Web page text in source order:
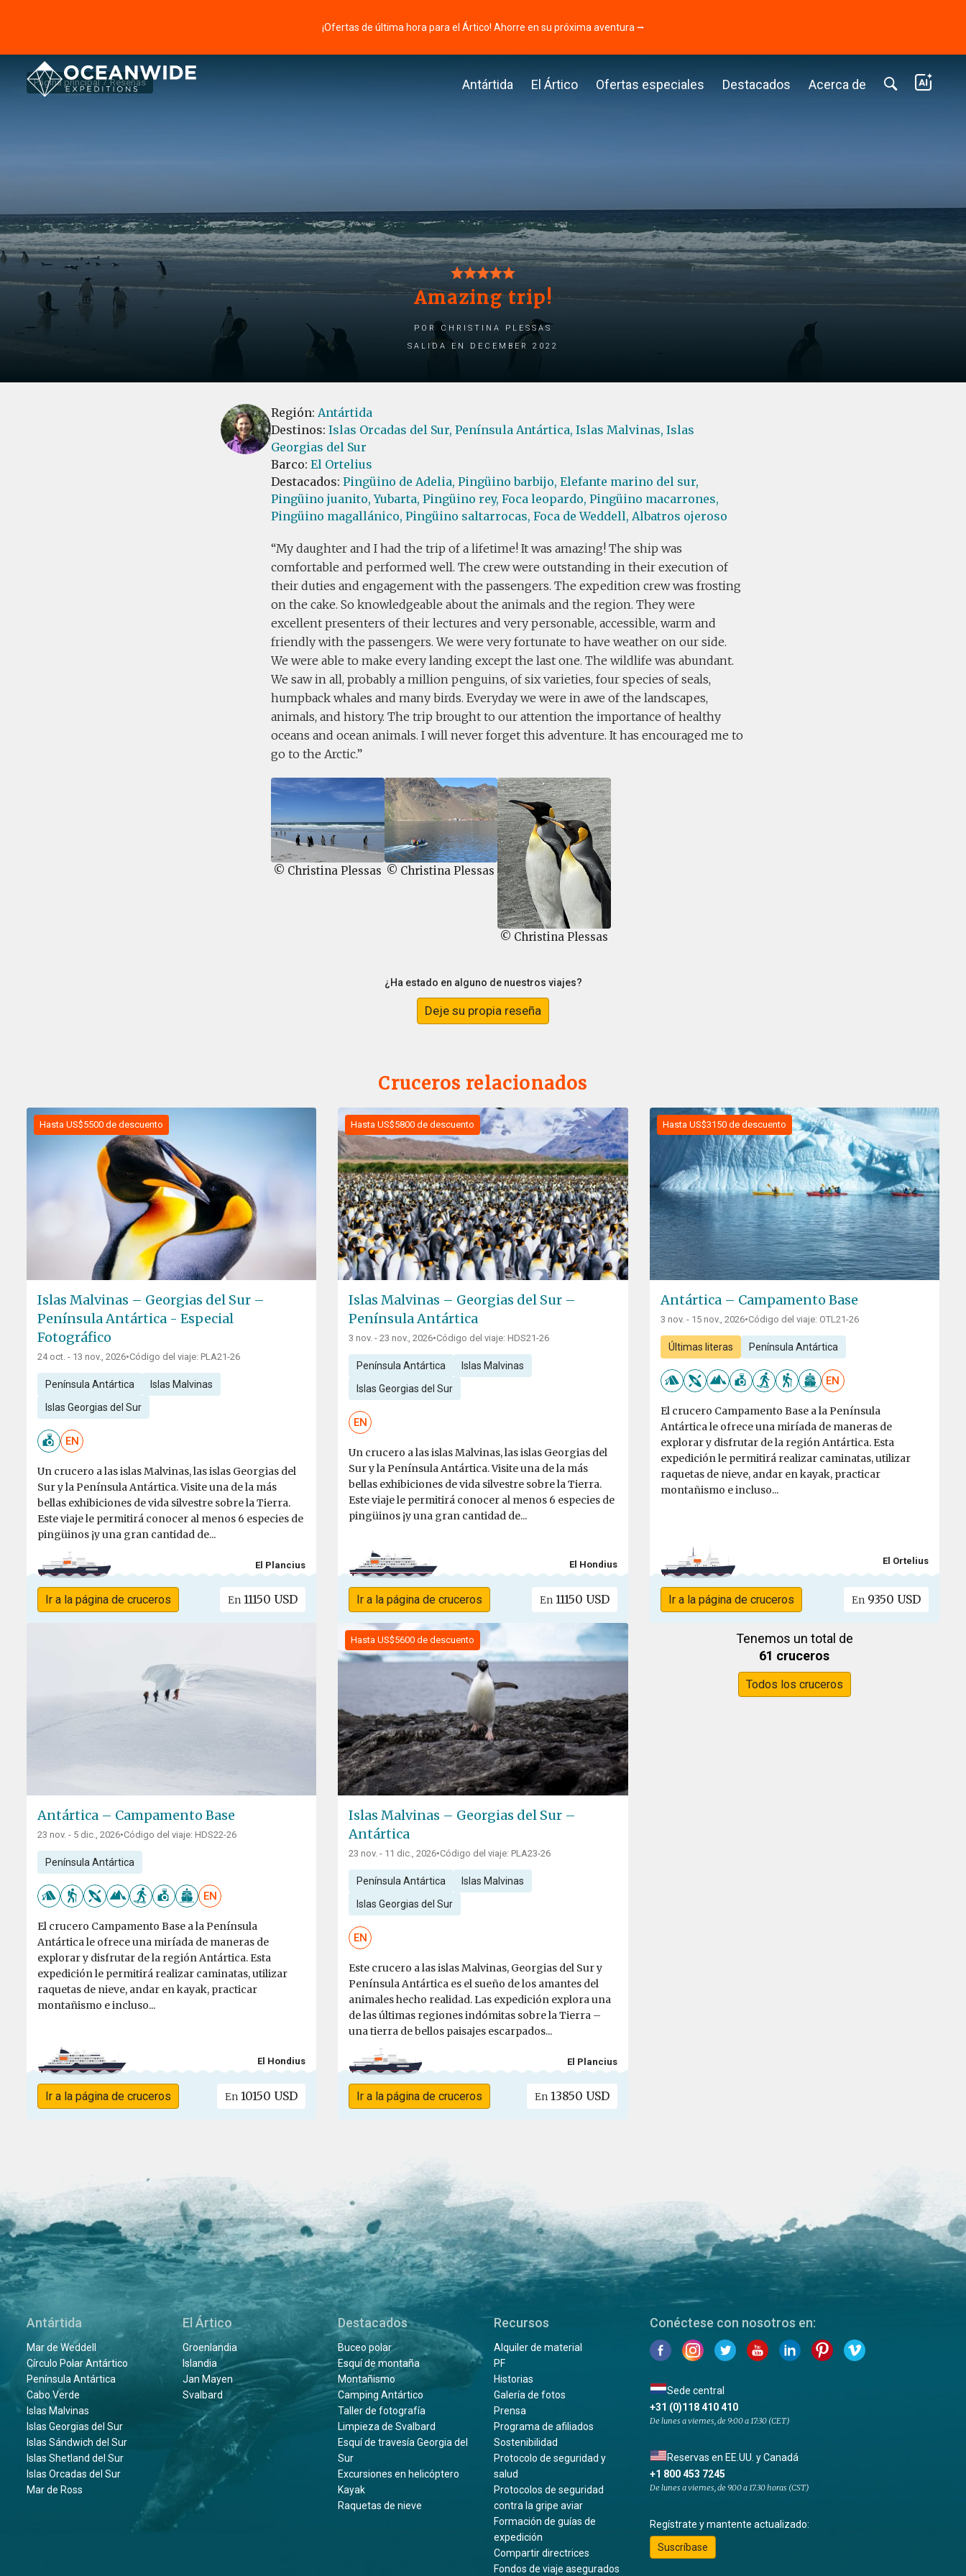
¡Ofertas de última hora para el Ártico! Ahorre en su próxima aventura ⭢
Antártida El Ártico Ofertas especiales Destacados Acerca de
Página principal Reseñas
Amazing trip!
por Christina Plessas
Salida en December 2022
Región: Antártida
Destinos: Islas Orcadas del Sur, Península Antártica, Islas Malvinas, Islas
Georgias del Sur
Barco: El Ortelius
Destacados: Pingüino de Adelia, Pingüino barbijo, Elefante marino del sur,
Pingüino juanito, Yubarta, Pingüino rey, Foca leopardo, Pingüino macarrones,
Pingüino magallánico, Pingüino saltarrocas, Foca de Weddell, Albatros ojeroso
My daughter and I had the trip of a lifetime! It was amazing! The ship was
comfortable and performed well. The crew were outstanding in their execution of
their duties and engagement with the passengers. The expedition crew was frosting
on the cake. So knowledgeable about the animals and the region. They were
excellent presenters of their lectures and very personable, accessible, warm and
friendly with the passengers. We were very fortunate to have weather on our side.
We were able to make every landing except the last one. The wildlife was abundant.
We saw in all, probably a million penguins, of six varieties, four species of seals,
humpback whales and many birds. Everyday we were in awe of the landscapes,
animals, and history. The trip brought to our attention the importance of healthy
oceans and ocean animals. I will never forget this adventure. It has encouraged me to
go to the Arctic.
© Christina Plessas © Christina Plessas
© Christina Plessas
¿Ha estado en alguno de nuestros viajes?
Deje su propia reseña
Cruceros relacionados
Hasta US$5500 de descuento
Islas Malvinas – Georgias del Sur –
Península Antártica - Especial
Fotográfico
24 oct. - 13 nov., 2026•Código del viaje: PLA21-26
Península Antártica Islas Malvinas
Islas Georgias del Sur
EN
Un crucero a las islas Malvinas, las islas Georgias del
Sur y la Península Antártica. Visite una de la más
bellas exhibiciones de vida silvestre sobre la Tierra.
Este viaje le permitirá conocer al menos 6 especies de
pingüinos ¡y una gran cantidad de...
El Plancius
Ir a la página de cruceros En 11150 USD
Hasta US$5800 de descuento
Islas Malvinas – Georgias del Sur –
Península Antártica
3 nov. - 23 nov., 2026•Código del viaje: HDS21-26
Península Antártica Islas Malvinas
Islas Georgias del Sur
EN
Un crucero a las islas Malvinas, las islas Georgias del
Sur y la Península Antártica. Visite una de la más
bellas exhibiciones de vida silvestre sobre la Tierra.
Este viaje le permitirá conocer al menos 6 especies de
pingüinos ¡y una gran cantidad de...
El Hondius
Ir a la página de cruceros En11150 USD
Hasta US$3150 de descuento
Antártica – Campamento Base
3 nov. - 15 nov., 2026•Código del viaje: OTL21-26
Últimas literas Península Antártica
EN
El crucero Campamento Base a la Península
Antártica le ofrece una miríada de maneras de
explorar y disfrutar de la región Antártica. Esta
expedición le permitirá realizar caminatas, utilizar
raquetas de nieve, andar en kayak, practicar
montañismo e incluso...
El Ortelius
Ir a la página de cruceros En 9350 USD
Antártica – Campamento Base
23 nov. - 5 dic., 2026•Código del viaje: HDS22-26
Península Antártica
EN
El crucero Campamento Base a la Península
Antártica le ofrece una miríada de maneras de
explorar y disfrutar de la región Antártica. Esta
expedición le permitirá realizar caminatas, utilizar
raquetas de nieve, andar en kayak, practicar
montañismo e incluso...
El Hondius
Ir a la página de cruceros En 10150 USD
Hasta US$5600 de descuento
Islas Malvinas – Georgias del Sur –
Antártica
23 nov. - 11 dic., 2026•Código del viaje: PLA23-26
Península Antártica Islas Malvinas
Islas Georgias del Sur
EN
Este crucero a las islas Malvinas, Georgias del Sur y
Península Antártica es el sueño de los amantes del
animales hecho realidad. Las expedición explora una
de las últimas regiones indómitas sobre la Tierra –
una tierra de bellos paisajes escarpados...
El Plancius
Ir a la página de cruceros En13850 USD
Tenemos un total de
61 cruceros
Todos los cruceros
Antártida
Mar de Weddell
Círculo Polar Antártico
Península Antártica
Cabo Verde
Islas Malvinas
Islas Georgias del Sur
Islas Sándwich del Sur
Islas Shetland del Sur
Islas Orcadas del Sur
Mar de Ross
El Ártico
Groenlandia
Islandia
Jan Mayen
Svalbard
Destacados
Buceo polar
Esquí de montaña
Montañismo
Camping Antártico
Taller de fotografía
Limpieza de Svalbard
Esquí de travesía Georgia del
Sur
Excursiones en helicóptero
Kayak
Raquetas de nieve
Recursos
Alquiler de material
PF
Historias
Galería de fotos
Prensa
Programa de afiliados
Sostenibilidad
Protocolo de seguridad y
salud
Protocolos de seguridad
contra la gripe aviar
Formación de guías de
expedición
Compartir directrices
Fondos de viaje asegurados
Conéctese con nosotros en:
Sede central
+31 (0)118 410 410
De lunes a viernes, de 9:00 a 17:30 (CET)
Reservas en EE.UU. y Canadá
+1 800 453 7245
De lunes a viernes, de 9.00 a 17.30 horas (CST)
Regístrate y mantente actualizado:
Suscríbase